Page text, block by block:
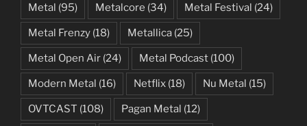
Metal (95) Metalcore (34) Metal Festival (24)
Metal Frenzy (18) Metallica (25)
Metal Open Air (24) Metal Podcast (100)
Modern Metal (16) Netflix (18) Nu Metal (15)
OVTCAST (108) Pagan Metal (12)